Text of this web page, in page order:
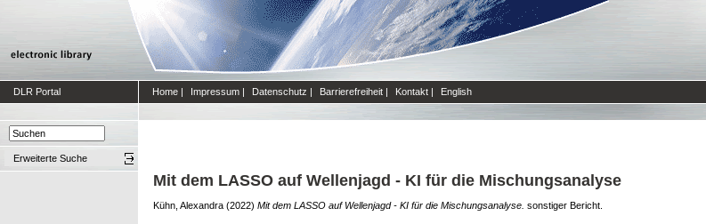
DLR Portal Home | Impressum | Datenschutz | Barrierefreiheit | Kontakt | English
Erweiterte Suche
Mit dem LASSO auf Wellenjagd - KI für die Mischungsanalyse
Kühn, Alexandra (2022) Mit dem LASSO auf Wellenjagd - KI für die Mischungsanalyse. sonstiger Bericht.